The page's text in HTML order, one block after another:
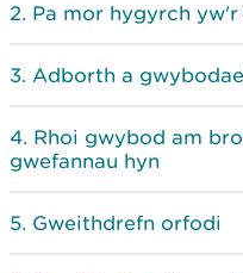
Pa mor hygyrch yw'r
Adborth a
Rhoi gwybod am
gwefannau hyn
Gweithdrefn orfodi